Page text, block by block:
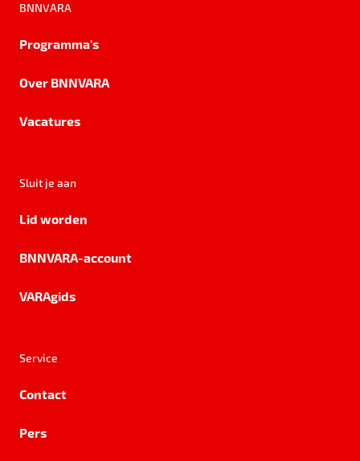
BNNVARA
Programma's
Over BNNVARA
Vacatures
Sluit je aan
Lid worden
BNNVARA-account
VARAgids
Service
Contact
Pers